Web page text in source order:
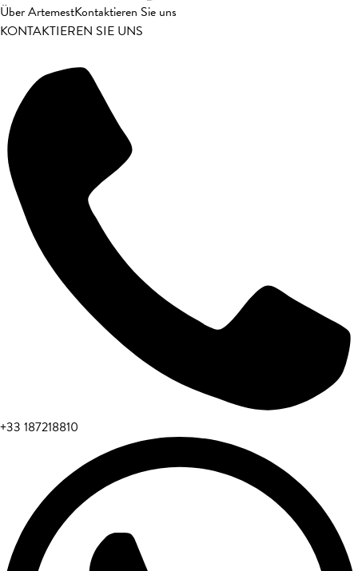
Über ArtemestKontaktieren Sie uns
KONTAKTIEREN SIE UNS
+33 187218810